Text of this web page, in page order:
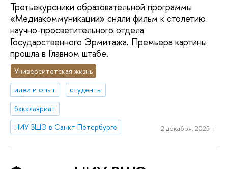
Третьекурсники образовательной программы
«Медиакоммуникации» сняли фильм к столетию
научно-просветительного отдела
Государственного Эрмитажа. Премьера картины
прошла в Главном штабе.
Университетская жизнь
идеи и опыт
студенты
бакалавриат
НИУ ВШЭ в Санкт-Петербурге
2 декабря, 2025 г.